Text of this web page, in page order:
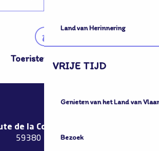
Land van Herinnering
VRIJE TIJD
Genieten van het Land van
Bezoek
Toeristenbureau
de la Couronne de Bierne
59380 Bergues